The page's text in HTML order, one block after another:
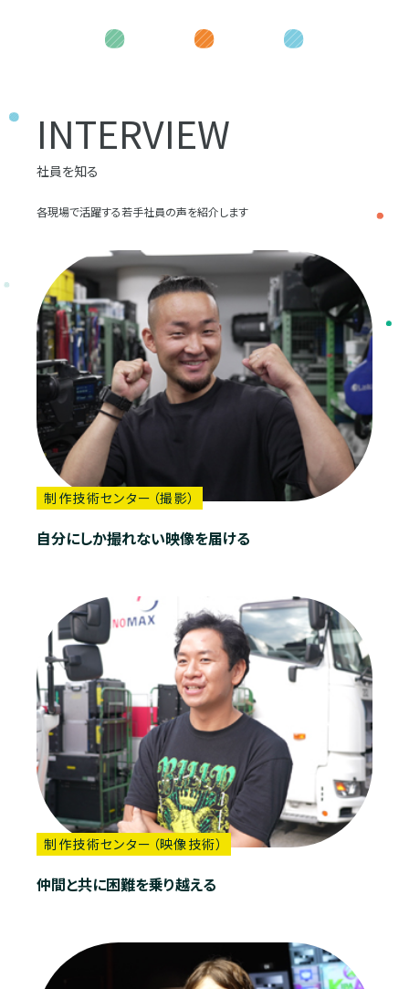
INTERVIEW
社員を知る
各現場で活躍する若手社員の声を紹介します
制作技術センター（撮影）
自分にしか撮れない映像を届ける
制作技術センター（映像技術）
仲間と共に困難を乗り越える